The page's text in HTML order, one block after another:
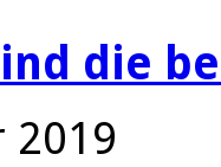
die
2019